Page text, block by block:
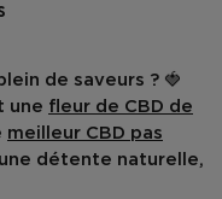
de saveurs ? 🍓
une fleur de CBD de
meilleur CBD pas
détente naturelle,